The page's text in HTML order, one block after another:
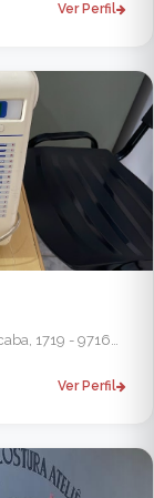
Ver Perfil
On-line WhatsApp; 19, R. Voluntários de Piracicaba, 1719 - 97169 6245 - Alto, Piracicaba - SP, 13419-280, Brasil
Ver Perfil